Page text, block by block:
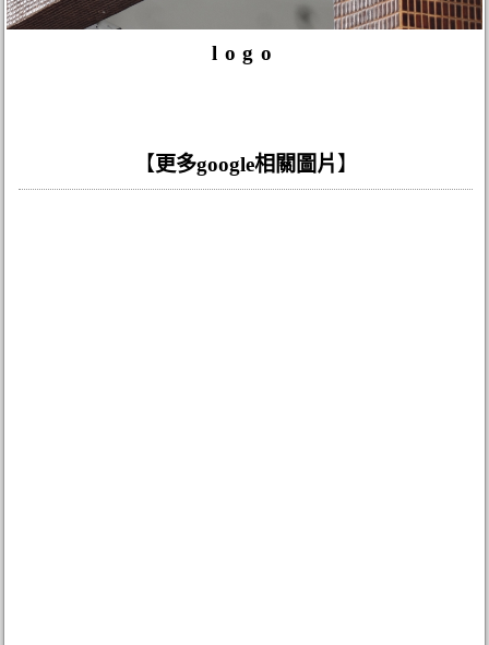
logo
【 更多google相關圖片 】